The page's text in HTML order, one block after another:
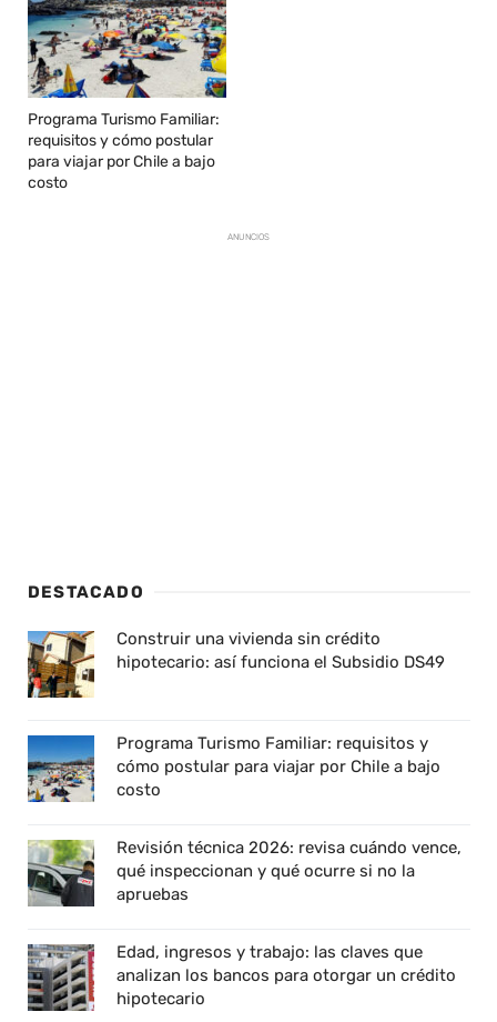
Programa Turismo Familiar:
requisitos y cómo postular
para viajar por Chile a bajo
costo
ANUNCIOS
DESTACADO
Construir una vivienda sin crédito
hipotecario: así funciona el Subsidio DS49
Programa Turismo Familiar: requisitos y
cómo postular para viajar por Chile a bajo
costo
Revisión técnica 2026: revisa cuándo vence,
qué inspeccionan y qué ocurre si no la
apruebas
Edad, ingresos y trabajo: las claves que
analizan los bancos para otorgar un crédito
hipotecario